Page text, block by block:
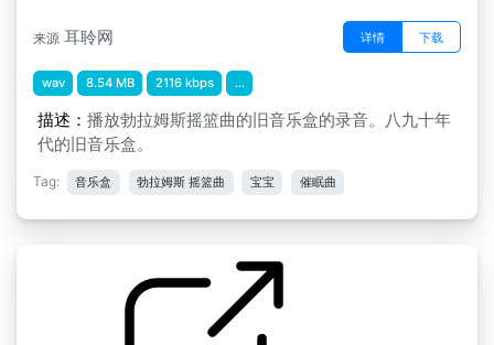
来源 耳聆网 详情 下载
wav 8.54 MB 2116 kbps ...
描述： 播放勃拉姆斯摇篮曲的旧音乐盒的录音。八九十年
代的旧音乐盒。
Tag: 音乐盒 勃拉姆斯 摇篮曲 宝宝 催眠曲